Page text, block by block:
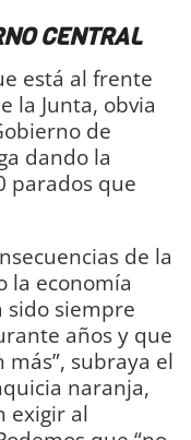
CENTRAL
está al frente
la Junta, obvia
de
dando la
parados que
de la
la economía
sido siempre
años y que
subraya el
naranja,
exigir al